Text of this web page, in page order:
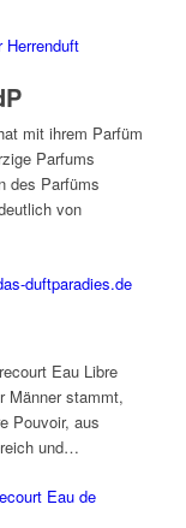
mit ihrem Parfüm
Parfums
des Parfüms
von
Eau Libre
Männer stammt,
Pouvoir, aus
und…